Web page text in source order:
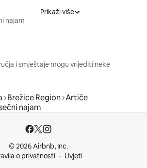
najam
Prikaži više
i smještaje mogu vrijediti neke
Brežice Region Artiče
najam
© 2026 Airbnb, Inc.
o privatnosti
Uvjeti